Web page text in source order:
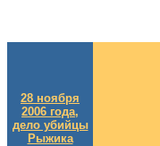
28 ноября
2006 года,
дело убийцы
Рыжика